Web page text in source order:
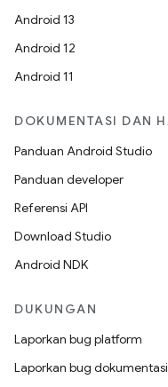
Android 13
Android 12
Android 11
DOKUMENTASI DAN
Panduan Android Studio
Panduan developer
Referensi API
Download Studio
Android NDK
DUKUNGAN
Laporkan bug platform
Laporkan bug dokumentasi